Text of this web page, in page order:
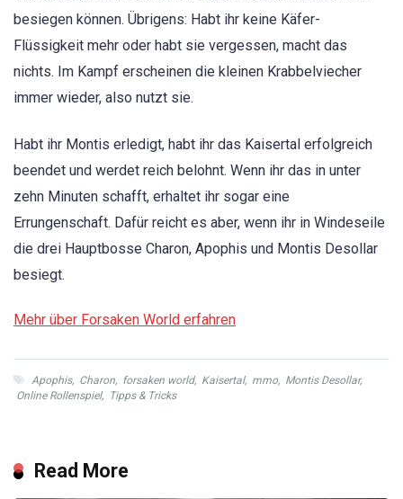
besiegen können. Übrigens: Habt ihr keine Käfer-
Flüssigkeit mehr oder habt sie vergessen, macht das
nichts. Im Kampf erscheinen die kleinen Krabbelviecher
immer wieder, also nutzt sie.
Habt ihr Montis erledigt, habt ihr das Kaisertal erfolgreich
beendet und werdet reich belohnt. Wenn ihr das in unter
zehn Minuten schafft, erhaltet ihr sogar eine
Errungenschaft. Dafür reicht es aber, wenn ihr in Windeseile
die drei Hauptbosse Charon, Apophis und Montis Desollar
besiegt.
Mehr über Forsaken World erfahren
Apophis, Charon, forsaken world, Kaisertal, mmo, Montis Desollar,
Online Rollenspiel, Tipps & Tricks
Read More